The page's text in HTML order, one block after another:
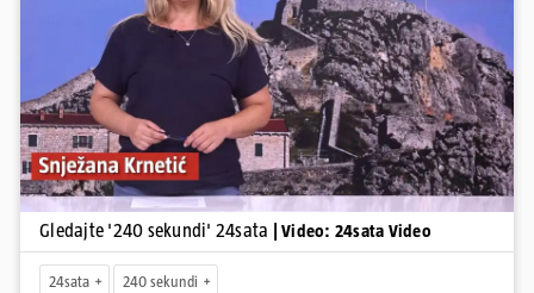
Pokretanje videa...
Gledajte '240 sekundi' 24sata | Video: 24sata Video
24sata 240 sekundi